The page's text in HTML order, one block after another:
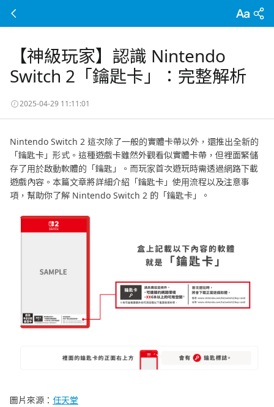
【神級玩家】認識 Nintendo
Switch 2「鑰匙卡」：完整解析
2025-04-29 11:11:01
Nintendo Switch 2 這次除了一般的實體卡帶以外，還推出全新的
「鑰匙卡」形式。這種遊戲卡雖然外觀看似實體卡帶，但裡面緊儲
存了用於啟動軟體的「鑰匙」。而玩家首次遊玩時需透過網路下載
遊戲內容。本篇文章將詳細介紹「鑰匙卡」使用流程以及注意事
項，幫助你了解 Nintendo Switch 2 的「鑰匙卡」。
圖片來源： 任天堂